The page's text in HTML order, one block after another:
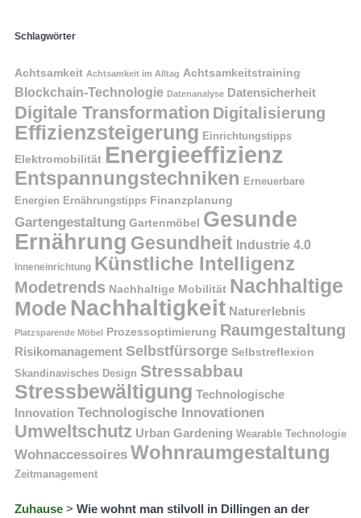
Schlagwörter
Achtsamkeit Achtsamkeit im Alltag Achtsamkeitstraining
Blockchain-Technologie Datenanalyse Datensicherheit
Digitale Transformation Digitalisierung
Effizienzsteigerung Einrichtungstipps
Elektromobilität Energieeffizienz
Entspannungstechniken Erneuerbare
Energien Ernährungstipps Finanzplanung
Gartengestaltung Gartenmöbel Gesunde
Ernährung Gesundheit Industrie 4.0
Inneneinrichtung Künstliche Intelligenz
Modetrends Nachhaltige Mobilität Nachhaltige
Mode Nachhaltigkeit Naturerlebnis
Platzsparende Möbel Prozessoptimierung Raumgestaltung
Risikomanagement Selbstfürsorge Selbstreflexion
Skandinavisches Design Stressabbau
Stressbewältigung Technologische
Innovation Technologische Innovationen
Umweltschutz Urban Gardening Wearable Technologie
Wohnaccessoires Wohnraumgestaltung
Zeitmanagement
Zuhause > Wie wohnt man stilvoll in Dillingen an der